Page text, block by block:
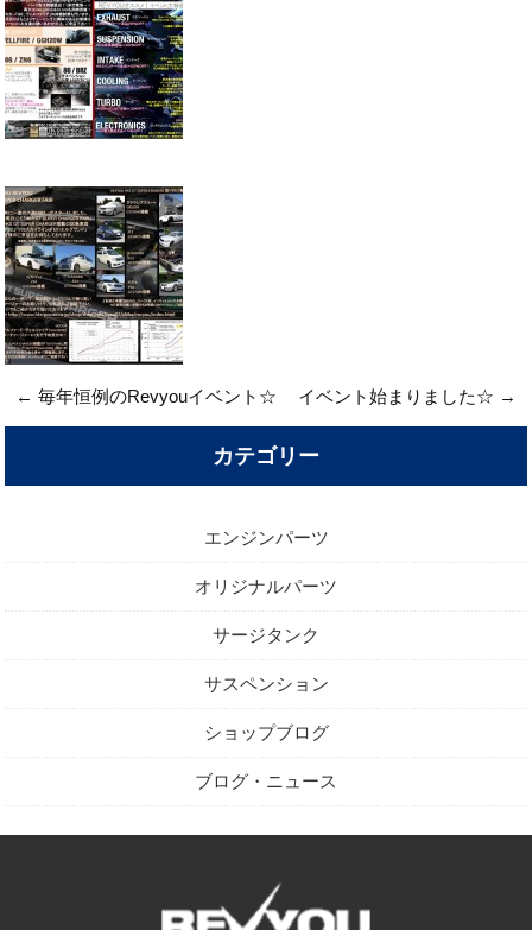
←毎年恒例のRevyouイベント☆ イベント始まりました☆ →
カテゴリー
エンジンパーツ
オリジナルパーツ
サージタンク
サスペンション
ショップブログ
ブログ・ニュース